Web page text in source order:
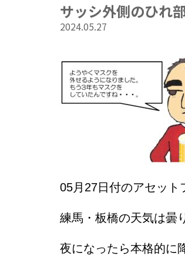
サッシ外側のひれ
2024.05.27
05月27日付のアセット
練馬・板橋の天気は曇
夜になったら本格的に